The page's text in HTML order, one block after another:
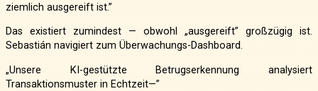
ziemlich ausgereift ist.”
Das existiert zumindest — obwohl „ausgereift” großzügig ist.
Sebastián navigiert zum Überwachungs-Dashboard.
„Unsere KI-gestützte Betrugserkennung analysiert
Transaktionsmuster in Echtzeit—”